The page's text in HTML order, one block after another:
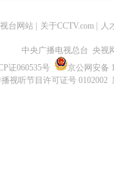
台网站 关于CCTV.com 人
中央广播电视总台 央视
证060535号
京公网安备
播视听节目许可证号 0102002